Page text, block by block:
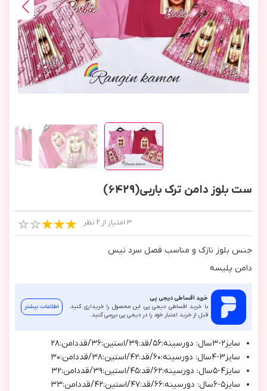
ست بلوز دامن ترک باربی(6429)
3 امتیاز از 2 نظر
جنس بلوز نازك و مناسب فصل سرد نيس
دامن پليسه
خرید اقساطی دیجی پی
با خرید اقساطی دیجی پی این محصول را خریداری کنید.
قبل از خرید اعتبار خود را در دیجی پی بررسی کنید.
اطلاعات بیشتر
سايز٢-٣سال: دورسينه:٥٦/قد:٣٩/استين:٣٦/قددامن:٢٨
سايز٣-٤سال: دورسينه:٦٠/قد:٤٢/استين:٣٨/قددامن:٣٠
سايز٤-٥سال: دورسينه:٦٢/قد:٤٥/استين:٣٩/قددامن:٣٢
سايز٥-٦سال: دورسينه:٦٦/قد:٤٧/استين:٤٢/قددامن:٣٣